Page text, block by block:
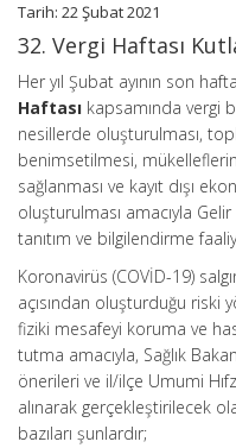
Tarih: 22 Şubat 2021
32. Vergi Haftası
Her yıl Şubat ayının son
Haftası kapsamında vergi
nesillerde oluşturulması,
benimsetilmesi,
sağlanması ve kayıt dışı
oluşturulması amacıyla
tanıtım ve bilgilendirme
Koronavirüs (COVİD-19)
açısından oluşturduğu riski
fiziki mesafeyi koruma ve
tutma amacıyla, Sağlık
önerileri ve il/ilçe Umumi
alınarak gerçekleştirilecek
bazıları şunlardır;